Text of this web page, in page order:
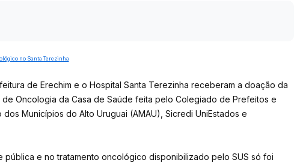
de Erechim e o Hospital Santa Terezinha receberam a doação da
de Oncologia da Casa de Saúde feita pelo Colegiado de Prefeitos e
Municípios do Alto Uruguai (AMAU), Sicredi UniEstados e
pública e no tratamento oncológico disponibilizado pelo SUS só foi